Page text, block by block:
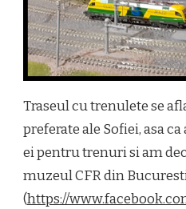
Traseul cu trenulete se
preferate ale Sofiei, asa
ei pentru trenuri si am
muzeul CFR din
(https://